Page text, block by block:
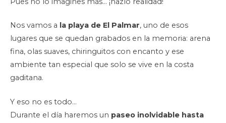
Nos vamos a la playa de El Palmar, uno de esos
lugares que se quedan grabados en la memoria: arena
fina, olas suaves, chiringuitos con encanto y ese
ambiente tan especial que solo se vive en la costa
gaditana.
Y eso no es todo…
Durante el día haremos un paseo inolvidable hasta